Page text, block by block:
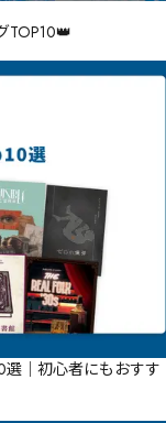
TOP10👑
選｜初心者にもおすす